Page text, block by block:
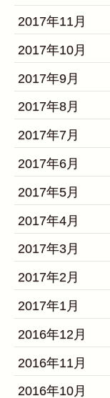
2017年11月
2017年10月
2017年9月
2017年8月
2017年7月
2017年6月
2017年5月
2017年4月
2017年3月
2017年2月
2017年1月
2016年12月
2016年11月
2016年10月